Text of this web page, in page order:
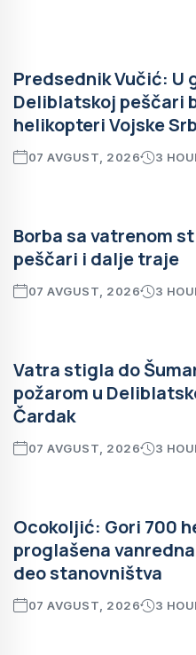
Predsednik Vučić: U
Deliblatskoj peščari
helikopteri Vojske
07 AVGUST, 2026 3
Borba sa vatrenom
peščari i dalje traje
07 AVGUST, 2026 3
Vatra stigla do
požarom u
Čardak
07 AVGUST, 2026 3
Ocokoljić: Gori 700
proglašena
deo stanovništva
07 AVGUST, 2026 3